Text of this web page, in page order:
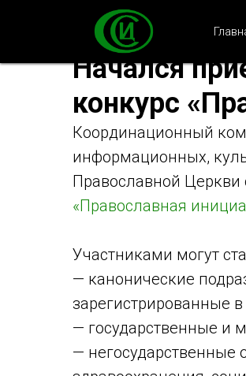
Начался
конкурс
Координационный
информационных,
Православной
«Православная
Участниками могут
— канонические
зарегистрированные
— государственные и
— негосударственные